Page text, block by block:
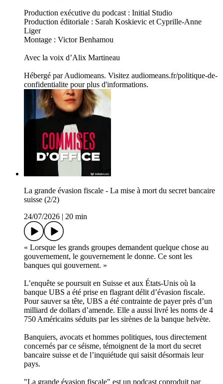
Production exécutive du podcast : Initial Studio
Production éditoriale : Sarah Koskievic et Cyprille-Anne
Liger
Montage : Victor Benhamou
Avec la voix d’Alix Martineau
Hébergé par Audiomeans. Visitez audiomeans.fr/politique-de-
confidentialite pour plus d'informations.
La grande évasion fiscale - La mise à mort du secret bancaire
suisse (2/2)
24/07/2026
20 min
« Lorsque les grands groupes demandent quelque chose au
gouvernement, le gouvernement le donne. Ce sont les
banques qui gouvernent. »
L’enquête se poursuit en Suisse et aux États-Unis où la
banque UBS a été prise en flagrant délit d’évasion fiscale.
Pour sauver sa tête, UBS a été contrainte de payer près d’un
milliard de dollars d’amende. Elle a aussi livré les noms de 4
750 Américains séduits par les sirènes de la banque helvète.
Banquiers, avocats et hommes politiques, tous directement
concernés par ce séisme, témoignent de la mort du secret
bancaire suisse et de l’inquiétude qui saisit désormais leur
pays.
"La grande évasion fiscale" est un podcast coproduit par